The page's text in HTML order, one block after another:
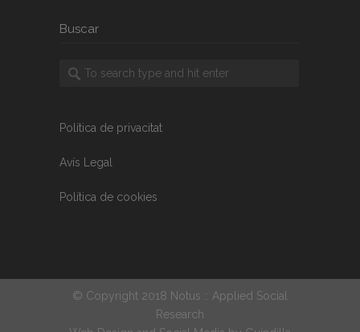
Buscar
Política de privacitat
Avís Legal
Política de cookies
© Copyright 2018 Notus :: Applied Social
Research